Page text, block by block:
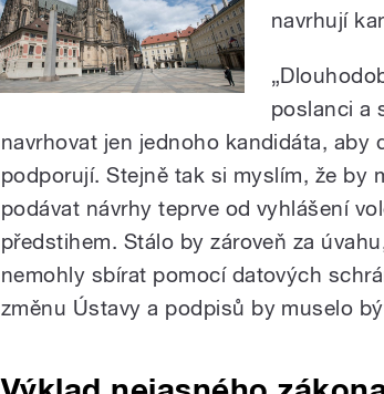
navrhují
poslanci a
navrhovat jen jednoho kandidáta, aby
podporují. Stejně tak si myslím, že by
podávat návrhy teprve od vyhlášení
předstihem. Stálo by zároveň za
nemohly sbírat pomocí datových
změnu Ústavy a podpisů by muselo